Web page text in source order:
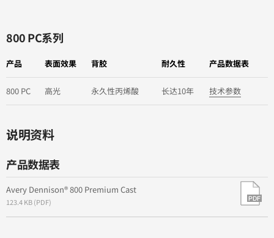
800 PC系列
产品 表面效果 背胶 耐久性 产品数据表
800 PC 高光 永久性丙烯酸 长达10年 技术参数
说明资料
产品数据表
Avery Dennison® 800 Premium Cast
123.4 KB (PDF)